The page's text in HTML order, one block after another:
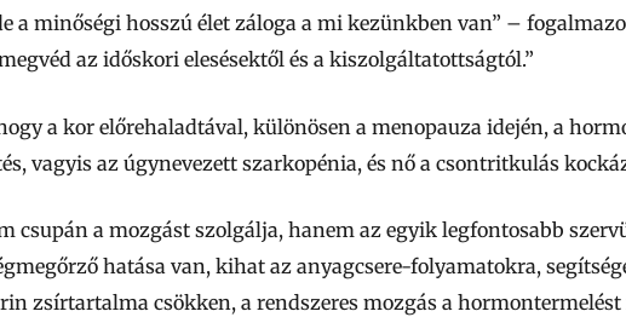
a minőségi hosszú élet záloga a mi kezünkben van” –
az időskori elesésektől és a kiszolgáltatottságtól.”
a kor előrehaladtával, különösen a menopauza idején, a
vagyis az úgynevezett szarkopénia, és nő a csontritkulás
csupán a mozgást szolgálja, hanem az egyik legfontosabb
hatása van, kihat az anyagcsere-folyamatokra,
zsírtartalma csökken, a rendszeres mozgás a